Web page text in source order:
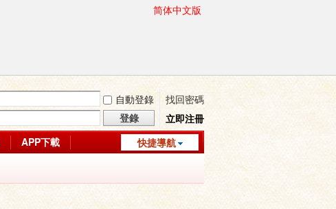
简体中文版
自動登錄
找回密碼
登錄
立即注冊
快捷導航
APP下載